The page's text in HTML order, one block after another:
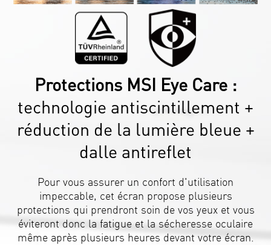
Protections MSI Eye Care :
technologie antiscintillement +
réduction de la lumière bleue +
dalle antireflet
Pour vous assurer un confort d'utilisation
impeccable, cet écran propose plusieurs
protections qui prendront soin de vos yeux et vous
éviteront donc la fatigue et la sécheresse oculaire
même après plusieurs heures devant votre écran.